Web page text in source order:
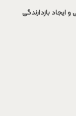
ایجاد بازدارندگی